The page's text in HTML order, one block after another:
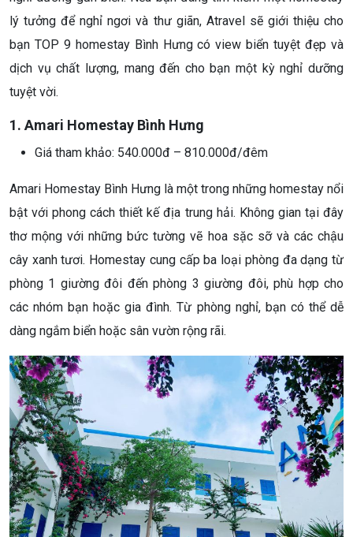
lý tưởng để nghỉ ngơi và thư giãn, Atravel sẽ giới thiệu cho
bạn TOP 9 homestay Bình Hưng có view biển tuyệt đẹp và
dịch vụ chất lượng, mang đến cho bạn một kỳ nghỉ dưỡng
tuyệt vời.
1. Amari Homestay Bình Hưng
Giá tham khảo: 540.000đ – 810.000đ/đêm
Amari Homestay Bình Hưng là một trong những homestay nổi
bật với phong cách thiết kế địa trung hải. Không gian tại đây
thơ mộng với những bức tường vẽ hoa sặc sỡ và các chậu
cây xanh tươi. Homestay cung cấp ba loại phòng đa dạng từ
phòng 1 giường đôi đến phòng 3 giường đôi, phù hợp cho
các nhóm bạn hoặc gia đình. Từ phòng nghỉ, bạn có thể dễ
dàng ngắm biển hoặc sân vườn rộng rãi.